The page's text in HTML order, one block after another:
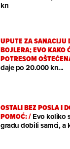
kn
UPUTE ZA SANACIJU
BOJLERA; EVO KAKO
POTRESOM
daje po 20.000 kn...
OSTALI BEZ POSLA I
POMOĆ:/Evo koliko
gradu dobili samci, a